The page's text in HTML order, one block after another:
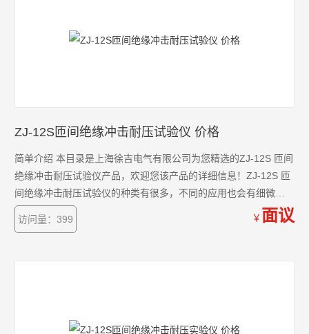
ZJ-12S匝间绝缘冲击耐压试验仪 价格
简单介绍 本目录是上海徐吉电气有限公司为您精选的ZJ-12S 匝间
绝缘冲击耐压试验仪产品，欢迎您该产品的详细信息！ZJ-12S 匝
间绝缘冲击耐压试验仪的种类有很多，不同的应用也会有细微的
差别，本公司为您提供*的解决方案。
访问量：399
￥ 面议